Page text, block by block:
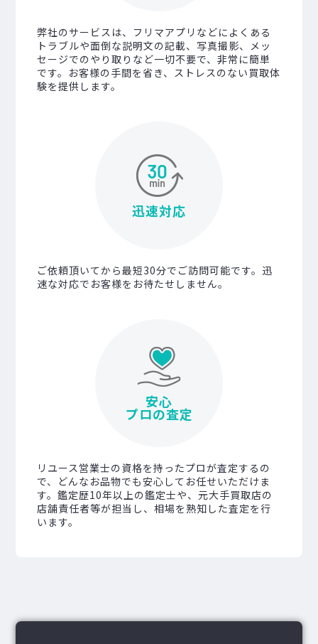
弊社のサービスは、フリマアプリなどによくある
トラブルや面倒な説明文の記載、写真撮影、メッ
セージでのやり取りなど一切不要で、非常に簡単
です。お客様の手間を省き、ストレスのない買取体
験を提供します。
迅速対応
ご依頼頂いてから最短30分でご訪問可能です。迅
速な対応でお客様をお待たせしません。
安心
プロの査定
リユース営業士の資格を持ったプロが査定するの
で、どんなお品物でも安心してお任せいただけま
す。鑑定歴10年以上の鑑定士や、元大手買取店の
店舗責任者等が担当し、相場を熟知した査定を行
います。